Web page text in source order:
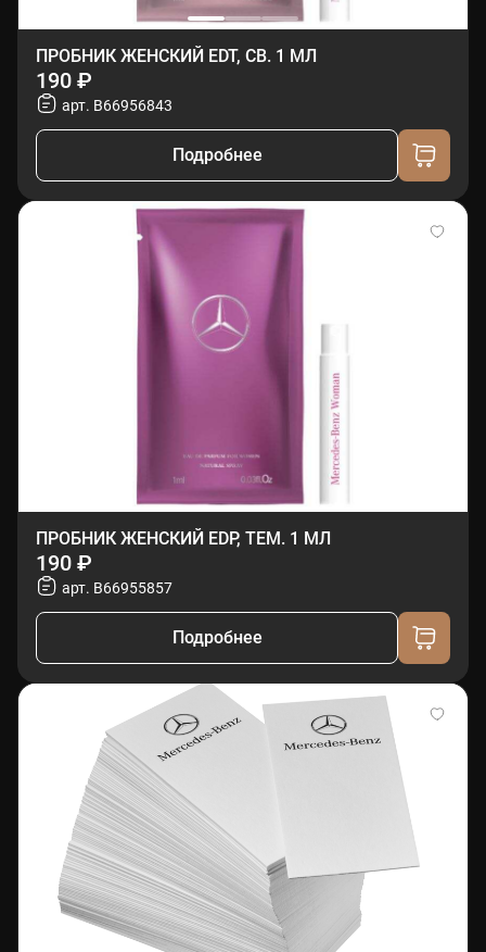
ПРОБНИК ЖЕНСКИЙ EDT, СВ. 1 МЛ
190 ₽
арт. B66956843
Подробнее
ПРОБНИК ЖЕНСКИЙ EDP, ТЕМ. 1 МЛ
190 ₽
арт. B66955857
Подробнее